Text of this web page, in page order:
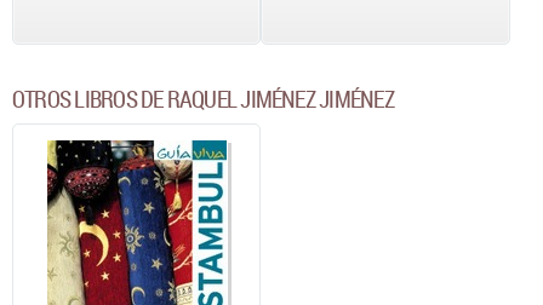
OTROS LIBROS DE RAQUEL JIMÉNEZ JIMÉNEZ